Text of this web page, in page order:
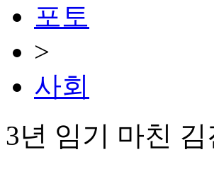
포토
>
사회
3년 임기 마친